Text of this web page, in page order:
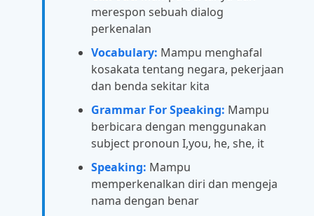
merespon sebuah dialog
perkenalan
Vocabulary: Mampu menghafal
kosakata tentang negara, pekerjaan
dan benda sekitar kita
Grammar For Speaking: Mampu
berbicara dengan menggunakan
subject pronoun I,you, he, she, it
Speaking: Mampu
memperkenalkan diri dan mengeja
nama dengan benar